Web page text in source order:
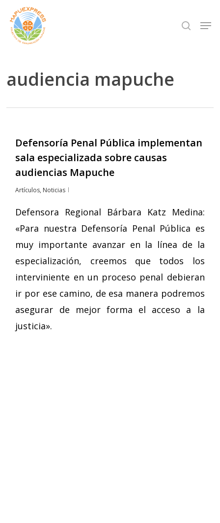
Skip
main
search
audiencia mapuche
Defensoría Penal Pública implementan
sala especializada sobre causas
audiencias Mapuche
Artículos, Noticias
Defensora Regional Bárbara Katz Medina:
«Para nuestra Defensoría Penal Pública es
muy importante avanzar en la línea de la
especialización, creemos que todos los
interviniente en un proceso penal debieran
ir por ese camino, de esa manera podremos
asegurar de mejor forma el acceso a la
justicia».
Close